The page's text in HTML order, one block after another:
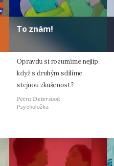
To znám!
Opravdu si rozumíme nejlíp,
když s druhým sdílíme
stejnou zkušenost?
Petra Detersová
Psycholožka